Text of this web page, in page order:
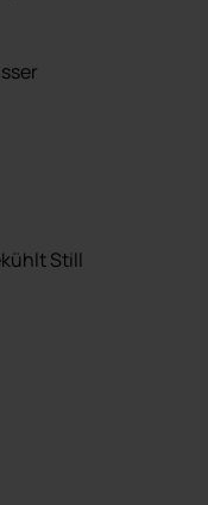
Still